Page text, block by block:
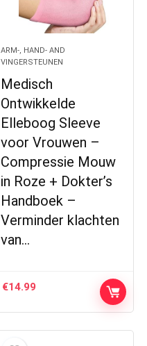
ARM-, HAND- AND
VINGERSTEUNEN
Medisch
Ontwikkelde
Elleboog Sleeve
voor Vrouwen –
Compressie Mouw
in Roze + Dokter’s
Handboek –
Verminder klachten
van…
€14.99